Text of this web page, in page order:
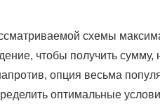
схемы
чтобы получить
опция весьма
оптимальные